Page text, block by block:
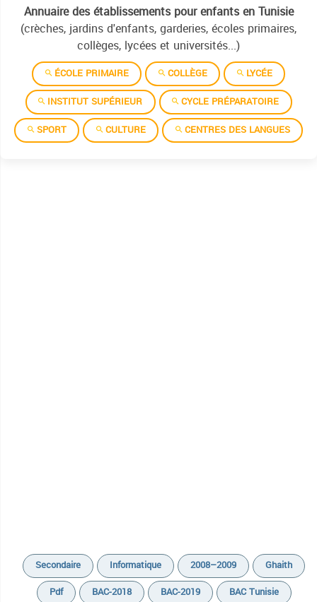
Annuaire des établissements pour enfants en Tunisie
(crèches, jardins d'enfants, garderies, écoles primaires,
collèges, lycées et universités...)
ÉCOLE PRIMAIRE COLLÈGE
LYCÉE
INSTITUT SUPÉRIEUR
CYCLE PRÉPARATOIRE
SPORT
CULTURE CENTRES DES LANGUES
Secondaire Informatique 2008–2009
Ghaith
Pdf
BAC-2018 BAC-2019
BAC Tunisie